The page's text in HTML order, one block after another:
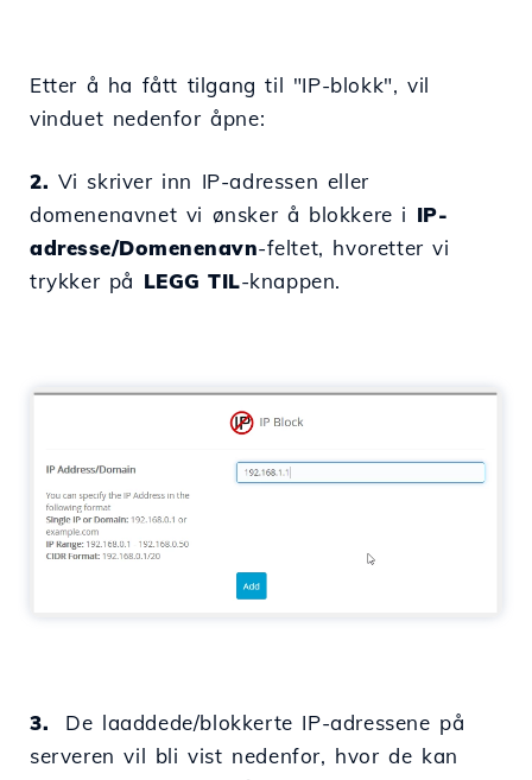
Etter å ha fått tilgang til "IP-blokk", vil
vinduet nedenfor åpne:
2. Vi skriver inn IP-adressen eller
domenenavnet vi ønsker å blokkere i IP-
adresse/Domenenavn-feltet, hvoretter vi
trykker på LEGG TIL-knappen.
3.
De laaddede/blokkerte IP-adressene på
serveren vil bli vist nedenfor, hvor de kan